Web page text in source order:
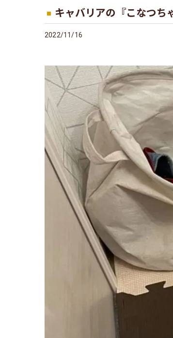
キャバリアの『こなつち
2022/11/16